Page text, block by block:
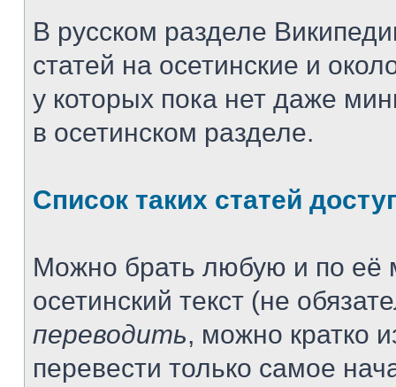
В русском разделе
статей на осетинские и
у которых пока нет даже
в осетинском разделе.
Список таких статей
Можно брать любую и по её
осетинский текст (не
переводить, можно кратко
перевести только самое